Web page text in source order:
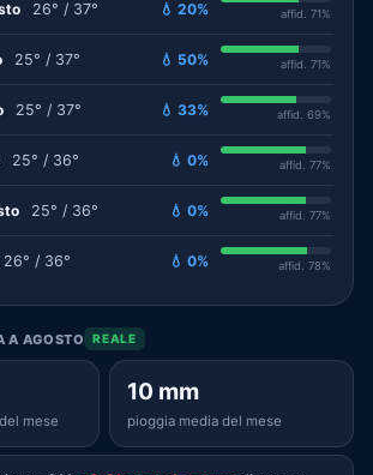
26° / 37° 💧 20% affid. 71%
25° / 37° 💧 50% affid. 71%
25° / 37° 💧 33% affid. 69%
25° / 36° 💧 0% affid. 77%
25° / 36° 💧 0% affid. 77%
26° / 36° 💧 0% affid. 78%
A AGOSTO REALE
mese
10 mm
pioggia media del mese